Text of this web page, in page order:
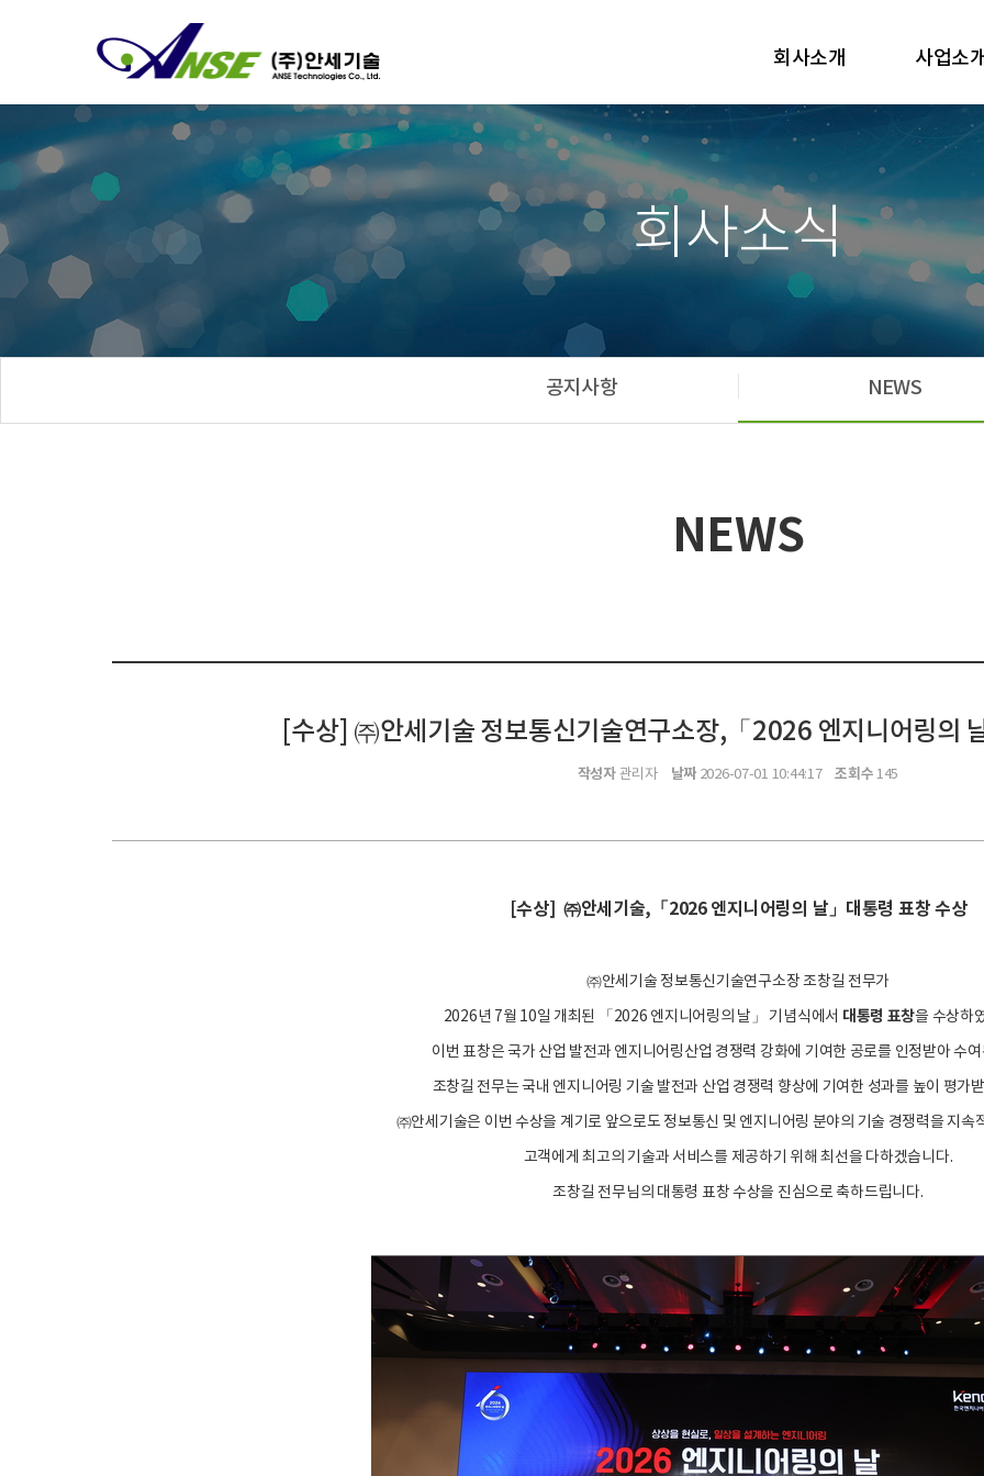
회사소개 사업소개
회사소식
공지사항 NEWS
NEWS
[수상] ㈜안세기술 정보통신기술연구소장,「2026 엔지니어링의
작성자관리자 날짜 2026-07-01 10:44:17 조회수 145
[수상] ㈜안세기술,「2026 엔지니어링의 날」대통령 표창 수상
㈜안세기술 정보통신기술연구소장 조창길 전무가
2026년 7월 10일 개최된 「2026 엔지니어링의 날」 기념식에서 대통령 표창을 수상하
이번 표창은 국가 산업 발전과 엔지니어링산업 경쟁력 강화에 기여한 공로를 인정받아 수
조창길 전무는 국내 엔지니어링 기술 발전과 산업 경쟁력 향상에 기여한 성과를 높이 평가
㈜안세기술은 이번 수상을 계기로 앞으로도 정보통신 및 엔지니어링 분야의 기술 경쟁력을 지속
고객에게 최고의 기술과 서비스를 제공하기 위해 최선을 다하겠습니다.
조창길 전무님의 대통령 표창 수상을 진심으로 축하드립니다.